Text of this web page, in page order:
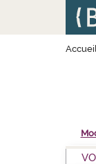
Panneau de gestion